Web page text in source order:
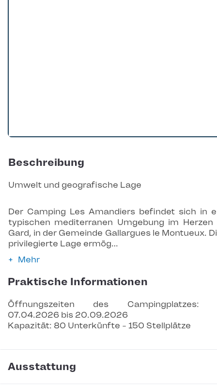
Beschreibung
Umwelt und geografische Lage
Der Camping Les Amandiers befindet sich in
typischen mediterranen Umgebung im Herzen
Gard, in der Gemeinde Gallargues le Montueux.
privilegierte Lage ermög…
Mehr
Praktische Informationen
Öffnungszeiten des Campingplatzes:
07.04.2026 bis 20.09.2026
Kapazität: 80 Unterkünfte - 150 Stellplätze
Ausstattung